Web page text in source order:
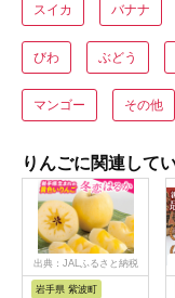
スイカ バナナ
びわ ぶどう
マンゴー その他
りんごに関連して
出典：JALふるさと納税
岩手県 紫波町